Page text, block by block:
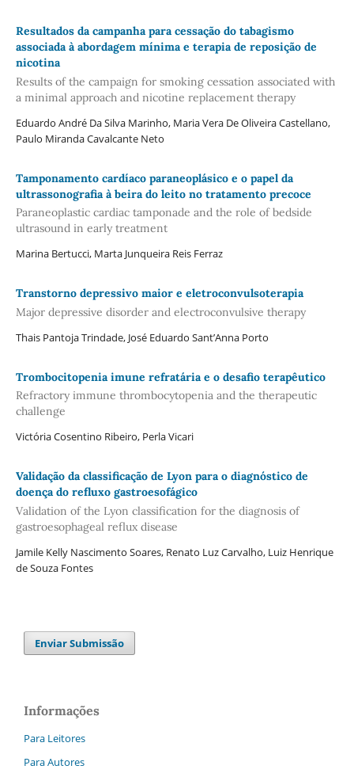
Resultados da campanha para cessação do tabagismo
associada à abordagem mínima e terapia de reposição de
nicotina
Results of the campaign for smoking cessation associated with
a minimal approach and nicotine replacement therapy
Eduardo André Da Silva Marinho, Maria Vera De Oliveira Castellano,
Paulo Miranda Cavalcante Neto
Tamponamento cardíaco paraneoplásico e o papel da
ultrassonografia à beira do leito no tratamento precoce
Paraneoplastic cardiac tamponade and the role of bedside
ultrasound in early treatment
Marina Bertucci, Marta Junqueira Reis Ferraz
Transtorno depressivo maior e eletroconvulsoterapia
Major depressive disorder and electroconvulsive therapy
Thais Pantoja Trindade, José Eduardo Sant’Anna Porto
Trombocitopenia imune refratária e o desafio terapêutico
Refractory immune thrombocytopenia and the therapeutic
challenge
Victória Cosentino Ribeiro, Perla Vicari
Validação da classificação de Lyon para o diagnóstico de
doença do refluxo gastroesofágico
Validation of the Lyon classification for the diagnosis of
gastroesophageal reflux disease
Jamile Kelly Nascimento Soares, Renato Luz Carvalho, Luiz Henrique
de Souza Fontes
Enviar Submissão
Informações
Para Leitores
Para Autores